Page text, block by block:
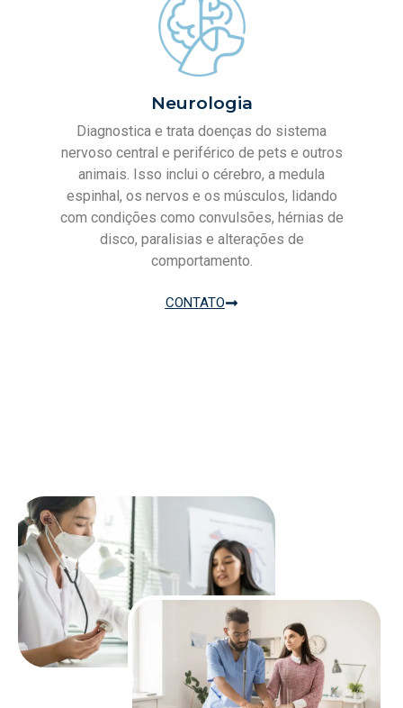
Neurologia
Diagnostica e trata doenças do sistema
nervoso central e periférico de pets e outros
animais. Isso inclui o cérebro, a medula
espinhal, os nervos e os músculos, lidando
com condições como convulsões, hérnias de
disco, paralisias e alterações de
comportamento.
CONTATO